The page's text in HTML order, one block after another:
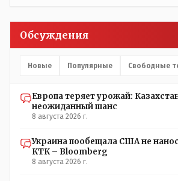
Обсуждения
Новые Популярные Свободные
Европа теряет урожай:
неожиданный шанс
8 августа 2026 г.
Украина пообещала США не
КТК – Bloomberg
8 августа 2026 г.